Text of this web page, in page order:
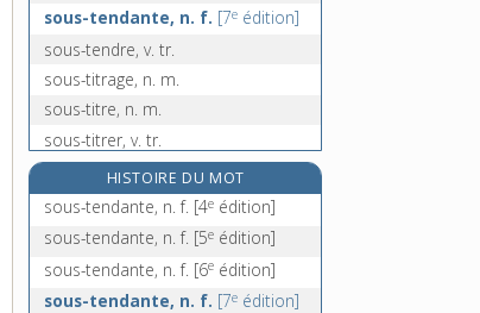
sous-tendante, n. f. [7e édition]
sous-tendre, v. tr.
sous-titrage, n. m.
sous-titre, n. m.
sous-titrer, v. tr.
sous-tonique, n. f.
soustractif, -ive, adj.
soustraction, n. f.
soustraire, v. tr.
sous-traitance, n. f.
HISTOIRE DU MOT
sous-tendante, n. f. [4e édition]
sous-tendante, n. f. [5e édition]
sous-tendante, n. f. [6e édition]
sous-tendante, n. f. [7e édition]